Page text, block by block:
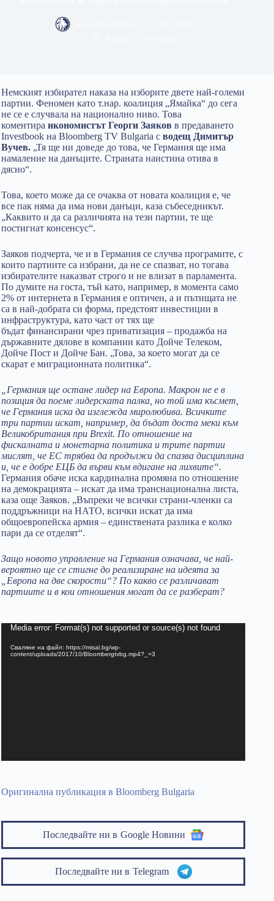
Немският избирател наказа на изборите двете най-големи
партии. Феномен като т.нар. коалиция „Ямайка“ до сега
не се е случвала на национално ниво. Това
коментира икономистът Георги Заяков в предаването
Investbook на Bloomberg TV Bulgaria с водещ Димитър
Вучев. „Тя ще ни доведе до това, че Германия ще има
намаление на данъците. Страната наистина отива в
дясно“.
Това, което може да се очаква от новата коалиция е, че
все пак няма да има нови данъци, каза събеседникът.
„Каквито и да са различията на тези партии, те ще
постигнат консенсус“.
Заяков подчерта, че и в Германия се случва програмите, с
които партиите са избрани, да не се спазват, но тогава
избирателите наказват строго и не влизат в парламента.
По думите на госта, тъй като, например, в момента само
2% от интернета в Германия е оптичен, а и пътищата не
са в най-добрата си форма, предстоят инвестиции в
инфраструктура, като част от тях ще
бъдат финансирани чрез приватизация – продажба на
държавните дялове в компании като Дойче Телеком,
Дойче Пост и Дойче Бан. „Това, за което могат да се
скарат е миграционната политика“.
„Германия ще остане лидер на Европа. Макрон не е в
позиция да поеме лидерската палка, но той има късмет,
че Германия иска да изглежда миролюбива. Всичките
три партии искат, например, да бъдат доста меки към
Великобритания при Brexit. По отношение на
фискалната и монетарна политика и трите партии
мислят, че ЕС трябва да продължи да спазва дисциплина
и, че е добре ЕЦБ да върви към вдигане на лихвите“.
Германия обаче иска кардинална промяна по отношение
на демокрацията – искат да има транснационална листа,
каза още Заяков. „Въпреки че всички страни-членки са
поддръжници на НАТО, всички искат да има
общоевропейска армия – единствената разлика е колко
пари да се отделят“.
Защо новото управление на Германия означава, че най-
вероятно ще се стигне до реализиране на идеята за
„Европа на две скорости“? По какво се различават
партиите и в кои отношения могат да се разберат?
Видео
Media error: Format(s) not supported or source(s) not found
Сваляне на файл: https://misal.bg/wp-
content/uploads/2017/10/Bloombergtvbg.mp4?_=3
Оригинална публикация в Bloomberg Bulgaria
Последвайте ни в Google Новини
Последвайте ни в Telegram